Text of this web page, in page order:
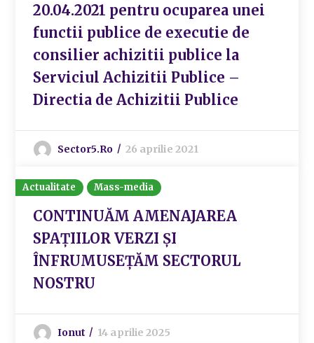
20.04.2021 pentru ocuparea unei
functii publice de executie de
consilier achizitii publice la
Serviciul Achizitii Publice –
Directia de Achizitii Publice
Sector5.ro 26 aprilie 2021
Actualitate Mass-media
CONTINUĂM AMENAJAREA
SPAȚIILOR VERZI ȘI
ÎNFRUMUSEȚĂM SECTORUL
NOSTRU
Ionut 14 aprilie 2025